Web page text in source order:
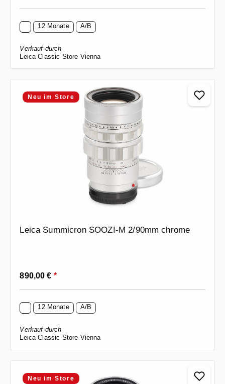
12 Monate A/B
Verkauf durch
Leica Classic Store Vienna
Neu im Store
Leica Summicron SOOZI-M 2/90mm chrome
Regulärer Preis:
890,00 € *
12 Monate A/B
Verkauf durch
Leica Classic Store Vienna
Neu im Store